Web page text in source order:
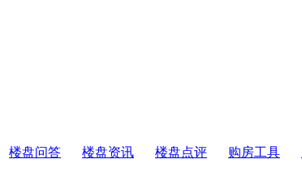
楼盘问答 楼盘资讯 楼盘点评 购房工具